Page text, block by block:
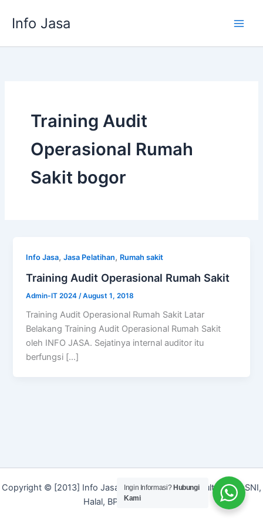
Info Jasa
Training Audit
Operasional Rumah
Sakit bogor
Info Jasa,Jasa Pelatihan, Rumah sakit
Training Audit Operasional Rumah Sakit
Admin-IT 2024 /August 1, 2018
Training Audit Operasional Rumah Sakit Latar
Belakang Training Audit Operasional Rumah Sakit
oleh INFO JASA. Sejatinya internal auditor itu
berfungsi […]
Copyright © [2013] Info Jasa | Layanan Jasa Konsultan ISO, SNI,
Halal, BPOM dan Merek]
Ingin Informasi? Hubungi
Kami